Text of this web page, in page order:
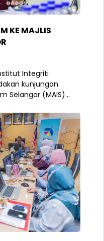
KE MAJLIS
Integriti
kunjungan
Selangor (MAIS)...